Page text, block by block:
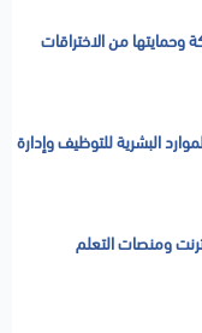
وحمايتها من الاختراقات
البشرية للتوظيف وإدارة
ومنصات التعلم